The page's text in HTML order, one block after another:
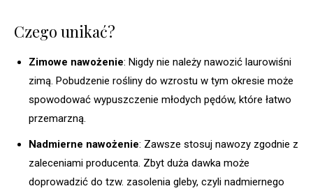
Czego unikać?
Zimowe nawożenie: Nigdy nie należy nawozić laurowiśni
zimą. Pobudzenie rośliny do wzrostu w tym okresie może
spowodować wypuszczenie młodych pędów, które łatwo
przemarzną.
Nadmierne nawożenie: Zawsze stosuj nawozy zgodnie z
zaleceniami producenta. Zbyt duża dawka może
doprowadzić do tzw. zasolenia gleby, czyli nadmiernego